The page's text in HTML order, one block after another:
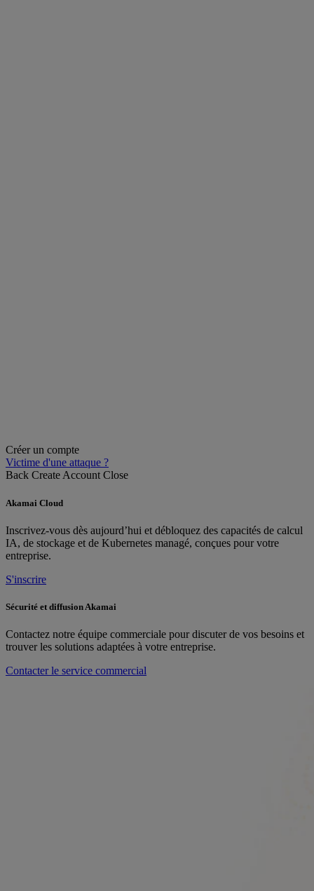
Créer un compte
Victime d'une attaque ?
Back Create Account Close
Akamai Cloud
Inscrivez-vous dès aujourd’hui et débloquez des capacités de calcul
IA, de stockage et de Kubernetes managé, conçues pour votre
entreprise.
S'inscrire
Sécurité et diffusion Akamai
Contactez notre équipe commerciale pour discuter de vos besoins et
trouver les solutions adaptées à votre entreprise.
Contacter le service commercial